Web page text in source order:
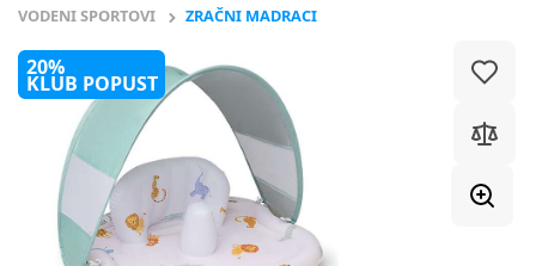
VODENI SPORTOVI
ZRAČNI MADRACI
20%
KLUB POPUST